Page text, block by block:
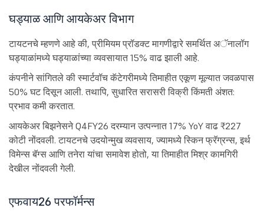
घड्याळ आणि आयकेअर विभाग
टायटनचे म्हणणे आहे की, प्रीमियम प्रॉडक्ट मागणीद्वारे समर्थित अॅनालॉग
घड्याळांमध्ये घड्याळांच्या व्यवसायात 15% वाढ झाली आहे.
कंपनीने सांगितले की स्मार्टवॉच कॅटेगरीमध्ये तिमाहीत एकूण मूल्यात जवळपास
50% घट दिसून आली. तथापि, सुधारित सरासरी विक्री किंमती अंशत:
प्रभाव कमी करतात.
आयकेअर बिझनेसने Q4FY26 दरम्यान उत्पन्नात 17% YoY वाढ ₹227
कोटी नोंदवली. टायटनचे उदयोन्मुख व्यवसाय, ज्यामध्ये स्किन फ्रॅग्रन्स, इर्थ
विमेन्स बॅग्स आणि तनेरा यांचा समावेश होतो, या तिमाहीत मिश्र कामगिरी
देखील नोंदवली गेली.
एफवाय26 परफॉर्मन्स